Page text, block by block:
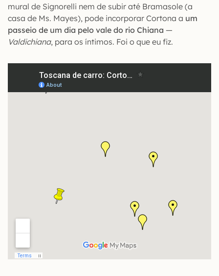
mural de Signorelli nem de subir até Bramasole (a
casa de Ms. Mayes), pode incorporar Cortona a um
passeio de um dia pelo vale do rio Chiana —
Valdichiana, para os íntimos. Foi o que eu fiz.